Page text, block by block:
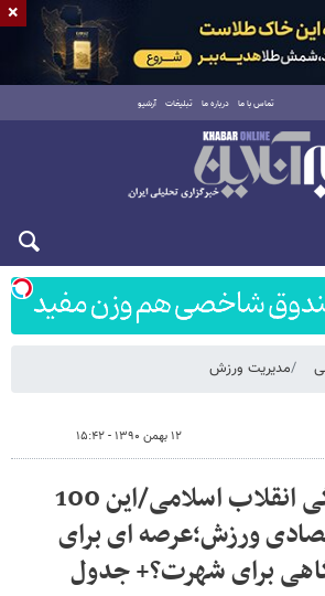
تماس با ما درباره ما تبلیغات آرشیو
شنبه ۱۷ مرداد ۱۴۰۵
مدیریت ورزش
۱۲ بهمن ۱۳۹۰ - ۱۵:۴۲
به بهانه 33 سالگی انقلاب اسلامی/این 100
ورزش؛عرصه ای برای
برای شهرت؟+ جدول
×